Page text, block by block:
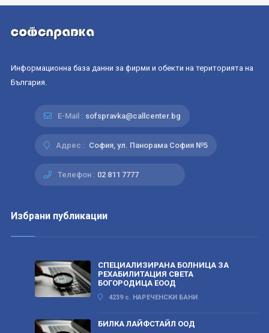
Информационна база данни за фирми и обекти на територията на
България.
E-Mail : sofspravka@callcenter.bg
Адрес : София, ул. Панорама София №5
Телефон : 02 811 7777
Избрани публикации
СПЕЦИАЛИЗИРАНА БОЛНИЦА ЗА
РЕХАБИЛИТАЦИЯ СВЕТА
БОГОРОДИЦА ЕООД
4239 с. НАРЕЧЕНСКИ БАНИ
БИЛКА ЛАЙФСТАЙЛ ООД